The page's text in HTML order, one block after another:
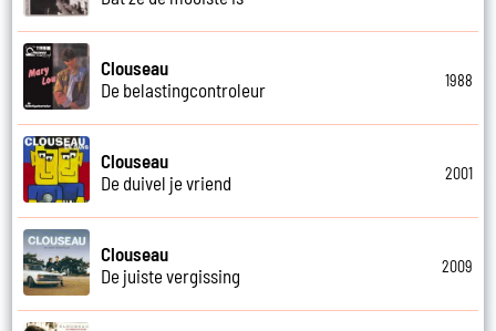
Clouseau
De belastingcontroleur
1988
Clouseau
De duivel je vriend
2001
Clouseau
De juiste vergissing
2009